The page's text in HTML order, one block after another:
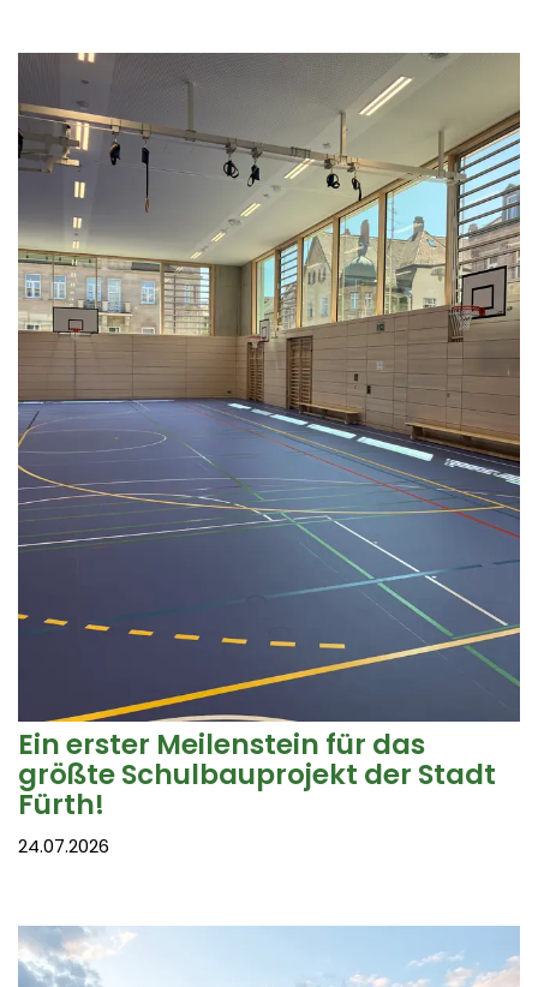
Ein erster Meilenstein für das
größte Schulbauprojekt der Stadt
Fürth!
24.07.2026